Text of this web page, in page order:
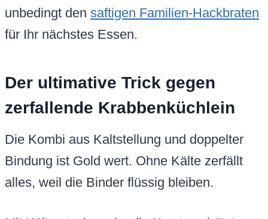
unbedingt den saftigen Familien-Hackbraten
für Ihr nächstes Essen.
Der ultimative Trick gegen
zerfallende Krabbenküchlein
Die Kombi aus Kaltstellung und doppelter
Bindung ist Gold wert. Ohne Kälte zerfällt
alles, weil die Binder flüssig bleiben.